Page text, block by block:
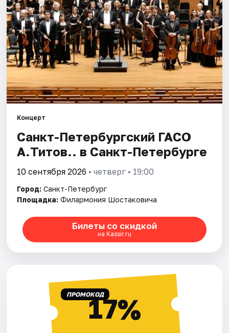
Рейтинги
Концерт
Санкт-Петербургский ГАСО
А.Титов.. в Санкт-Петербурге
10 сентября 2026 • четверг • 19:00
Город: Санкт-Петербург
Площадка: Филармония Шостаковича
Билеты со скидкой
на Kassir.ru
ПРОМОКОД17%